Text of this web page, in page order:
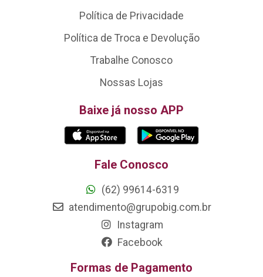
Política de Privacidade
Política de Troca e Devolução
Trabalhe Conosco
Nossas Lojas
Baixe já nosso APP
Fale Conosco
(62) 99614-6319
atendimento@grupobig.com.br
Instagram
Facebook
Formas de Pagamento